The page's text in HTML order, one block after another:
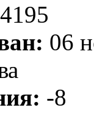
06
-8